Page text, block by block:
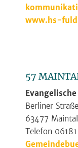
www.hs-
57
Berliner
63477 Maintal
Telefon